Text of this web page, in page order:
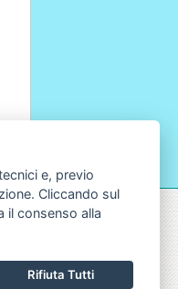
e, previo
Cliccando sul
il consenso alla
Rifiuta Tutti